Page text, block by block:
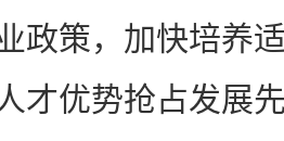
政策，加快培养
才优势抢占发展